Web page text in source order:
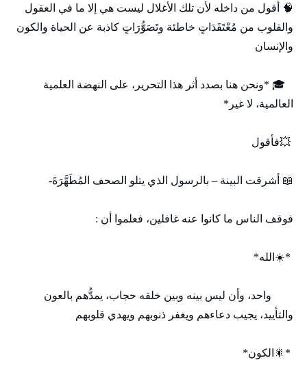
🧠 أقول من داخله لأن تلك الأغلال ليست هي إلا ما في العقول
والقلوب من مُعْتَقَدَاتٍ خاطئة وتَصَوُّرَاتٍ كاذبة عن الحياة والكون
والإنسان
🎓 *ونحن هنا بصدد أثر هذا التحرير، على النهضة العلمية
العالمية، لا غير*
💥فأقول
📖 أشرقت البينة – بالرسول الذي يتلو الصحف المُطَهَّرَةَ-
فوقف الناس ما كانوا عنه غافلين، فعلموا أن :
*☀️الله*
واحد، وأن ليس بينه وبين خلقه حجاب، يمدُّهم بالعون
والتأييد، يجيب دعاءهم ويغفر ذنوبهم ويهدي قلوبهم
*🎇الكون*